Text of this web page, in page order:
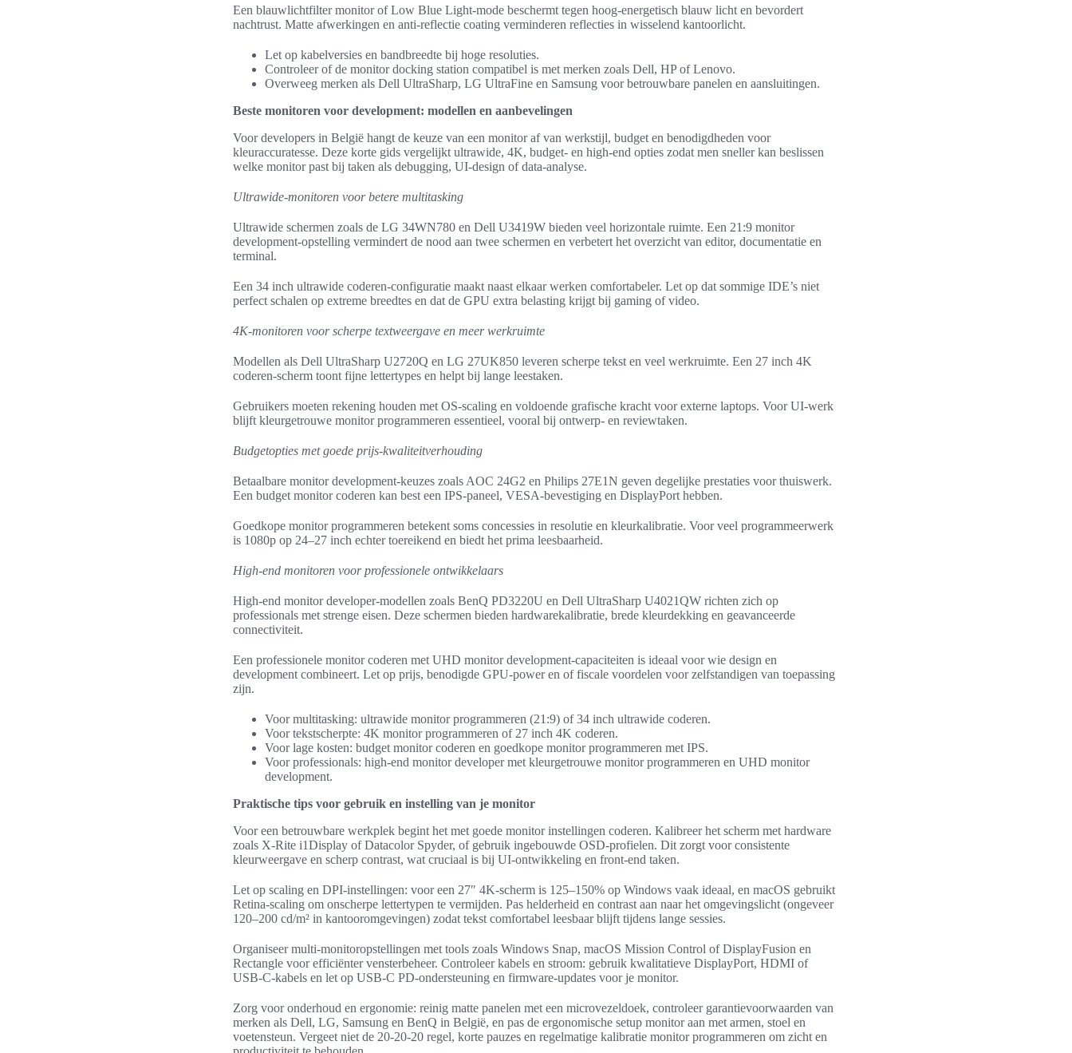
Een blauwlichtfilter monitor of Low Blue Light-mode beschermt tegen hoog-energetisch blauw licht en bevordert
nachtrust. Matte afwerkingen en anti-reflectie coating verminderen reflecties in wisselend kantoorlicht.
Let op kabelversies en bandbreedte bij hoge resoluties.
Controleer of de monitor docking station compatibel is met merken zoals Dell, HP of Lenovo.
Overweeg merken als Dell UltraSharp, LG UltraFine en Samsung voor betrouwbare panelen en aansluitingen.
Beste monitoren voor development: modellen en aanbevelingen
Voor developers in België hangt de keuze van een monitor af van werkstijl, budget en benodigdheden voor
kleuraccuratesse. Deze korte gids vergelijkt ultrawide, 4K, budget- en high-end opties zodat men sneller kan beslissen
welke monitor past bij taken als debugging, UI-design of data-analyse.
Ultrawide-monitoren voor betere multitasking
Ultrawide schermen zoals de LG 34WN780 en Dell U3419W bieden veel horizontale ruimte. Een 21:9 monitor
development-opstelling vermindert de nood aan twee schermen en verbetert het overzicht van editor, documentatie en
terminal.
Een 34 inch ultrawide coderen-configuratie maakt naast elkaar werken comfortabeler. Let op dat sommige IDE’s niet
perfect schalen op extreme breedtes en dat de GPU extra belasting krijgt bij gaming of video.
4K-monitoren voor scherpe textweergave en meer werkruimte
Modellen als Dell UltraSharp U2720Q en LG 27UK850 leveren scherpe tekst en veel werkruimte. Een 27 inch 4K
coderen-scherm toont fijne lettertypes en helpt bij lange leestaken.
Gebruikers moeten rekening houden met OS-scaling en voldoende grafische kracht voor externe laptops. Voor UI-werk
blijft kleurgetrouwe monitor programmeren essentieel, vooral bij ontwerp- en reviewtaken.
Budgetopties met goede prijs-kwaliteitverhouding
Betaalbare monitor development-keuzes zoals AOC 24G2 en Philips 27E1N geven degelijke prestaties voor thuiswerk.
Een budget monitor coderen kan best een IPS-paneel, VESA-bevestiging en DisplayPort hebben.
Goedkope monitor programmeren betekent soms concessies in resolutie en kleurkalibratie. Voor veel programmeerwerk
is 1080p op 24–27 inch echter toereikend en biedt het prima leesbaarheid.
High-end monitoren voor professionele ontwikkelaars
High-end monitor developer-modellen zoals BenQ PD3220U en Dell UltraSharp U4021QW richten zich op
professionals met strenge eisen. Deze schermen bieden hardwarekalibratie, brede kleurdekking en geavanceerde
connectiviteit.
Een professionele monitor coderen met UHD monitor development-capaciteiten is ideaal voor wie design en
development combineert. Let op prijs, benodigde GPU-power en of fiscale voordelen voor zelfstandigen van toepassing
zijn.
Voor multitasking: ultrawide monitor programmeren (21:9) of 34 inch ultrawide coderen.
Voor tekstscherpte: 4K monitor programmeren of 27 inch 4K coderen.
Voor lage kosten: budget monitor coderen en goedkope monitor programmeren met IPS.
Voor professionals: high-end monitor developer met kleurgetrouwe monitor programmeren en UHD monitor
development.
Praktische tips voor gebruik en instelling van je monitor
Voor een betrouwbare werkplek begint het met goede monitor instellingen coderen. Kalibreer het scherm met hardware
zoals X-Rite i1Display of Datacolor Spyder, of gebruik ingebouwde OSD-profielen. Dit zorgt voor consistente
kleurweergave en scherp contrast, wat cruciaal is bij UI-ontwikkeling en front-end taken.
Let op scaling en DPI-instellingen: voor een 27″ 4K-scherm is 125–150% op Windows vaak ideaal, en macOS gebruikt
Retina-scaling om onscherpe lettertypen te vermijden. Pas helderheid en contrast aan naar het omgevingslicht (ongeveer
120–200 cd/m² in kantooromgevingen) zodat tekst comfortabel leesbaar blijft tijdens lange sessies.
Organiseer multi-monitoropstellingen met tools zoals Windows Snap, macOS Mission Control of DisplayFusion en
Rectangle voor efficiënter vensterbeheer. Controleer kabels en stroom: gebruik kwalitatieve DisplayPort, HDMI of
USB-C-kabels en let op USB-C PD-ondersteuning en firmware-updates voor je monitor.
Zorg voor onderhoud en ergonomie: reinig matte panelen met een microvezeldoek, controleer garantievoorwaarden van
merken als Dell, LG, Samsung en BenQ in België, en pas de ergonomische setup monitor aan met armen, stoel en
voetensteun. Vergeet niet de 20-20-20 regel, korte pauzes en regelmatige kalibratie monitor programmeren om zicht en